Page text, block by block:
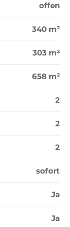
offen
340 m²
303 m²
658 m²
2
2
2
sofort
Ja
Ja